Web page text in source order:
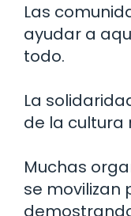
Las
ayudar a
todo.
La
de la cultura
Muchas
se movilizan